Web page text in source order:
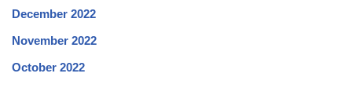
December 2022
November 2022
October 2022